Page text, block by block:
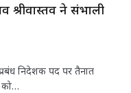
ने संभाली
निदेशक पद पर तैनात
को…